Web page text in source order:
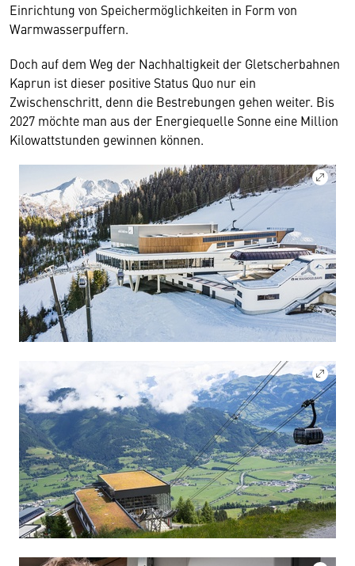
Einrichtung von Speichermöglichkeiten in Form von
Warmwasserpuffern.
Doch auf dem Weg der Nachhaltigkeit der Gletscherbahnen
Kaprun ist dieser positive Status Quo nur ein
Zwischenschritt, denn die Bestrebungen gehen weiter. Bis
2027 möchte man aus der Energiequelle Sonne eine Million
Kilowattstunden gewinnen können.